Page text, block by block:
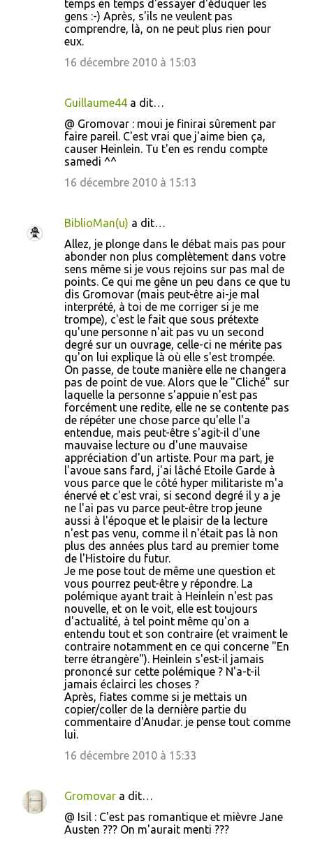
temps en temps d'essayer d'éduquer les
gens :-) Après, s'ils ne veulent pas
comprendre, là, on ne peut plus rien pour
eux.
16 décembre 2010 à 15:03
Guillaume44 a dit…
@ Gromovar : moui je finirai sûrement par
faire pareil. C'est vrai que j'aime bien ça,
causer Heinlein. Tu t'en es rendu compte
samedi ^^
16 décembre 2010 à 15:13
BiblioMan(u) a dit…
Allez, je plonge dans le débat mais pas pour
abonder non plus complètement dans votre
sens même si je vous rejoins sur pas mal de
points. Ce qui me gêne un peu dans ce que tu
dis Gromovar (mais peut-être ai-je mal
interprété, à toi de me corriger si je me
trompe), c'est le fait que sous prétexte
qu'une personne n'ait pas vu un second
degré sur un ouvrage, celle-ci ne mérite pas
qu'on lui explique là où elle s'est trompée.
On passe, de toute manière elle ne changera
pas de point de vue. Alors que le "Cliché" sur
laquelle la personne s'appuie n'est pas
forcément une redite, elle ne se contente pas
de répéter une chose parce qu'elle l'a
entendue, mais peut-être s'agit-il d'une
mauvaise lecture ou d'une mauvaise
appréciation d'un artiste. Pour ma part, je
l'avoue sans fard, j'ai lâché Etoile Garde à
vous parce que le côté hyper militariste m'a
énervé et c'est vrai, si second degré il y a je
ne l'ai pas vu parce peut-être trop jeune
aussi à l'époque et le plaisir de la lecture
n'est pas venu, comme il n'était pas là non
plus des années plus tard au premier tome
de l'Histoire du futur.
Je me pose tout de même une question et
vous pourrez peut-être y répondre. La
polémique ayant trait à Heinlein n'est pas
nouvelle, et on le voit, elle est toujours
d'actualité, à tel point même qu'on a
entendu tout et son contraire (et vraiment le
contraire notamment en ce qui concerne "En
terre étrangère"). Heinlein s'est-il jamais
prononcé sur cette polémique ? N'a-t-il
jamais éclairci les choses ?
Après, fiates comme si je mettais un
copier/coller de la dernière partie du
commentaire d'Anudar. je pense tout comme
lui.
16 décembre 2010 à 15:33
Gromovar a dit…
@ Isil : C'est pas romantique et mièvre Jane
Austen ??? On m'aurait menti ???